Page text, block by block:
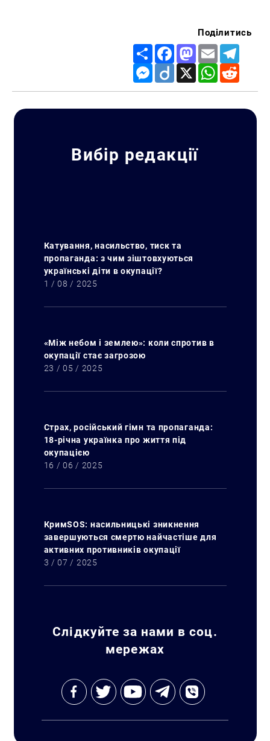
Поділитись
Share FacebookMastodon
Email
Messenger
Diigo X WhatsApp
Вибір редакції
Катування, насильство, тиск та
пропаганда: з чим зіштовхуються
українські діти в окупації?
1 / 08 / 2025
«Між небом і землею»: коли спротив в
окупації стає загрозою
23 / 05 / 2025
Страх, російський гімн та пропаганда:
18-річна українка про життя під
окупацією
16 / 06 / 2025
КримSOS: насильницькі зникнення
завершуються смертю найчастіше для
активних противників окупації
3 / 07 / 2025
Слідкуйте за нами в соц.
мережах